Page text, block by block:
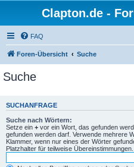
Clapton.de -
FAQ
Foren-Übersicht Suche
Suche
SUCHANFRAGE
Suche nach Wörtern:
Setze ein + vor ein Wort, das gefunden
gefunden werden darf. Verwende mehrere
Klammer, wenn nur eines der Wörter
Platzhalter für teilweise Übereinstimmungen.